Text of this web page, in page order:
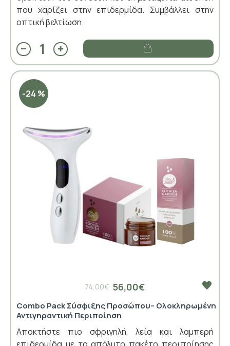
που χαρίζει στην επιδερμίδα. Συμβάλλει στην
οπτική βελτίωση..
-24 %
56,00€
74,00€
Combo Pack Σύσφιξης Προσώπου– Ολοκληρωμένη
Αντιγηραντική Περιποίηση
Αποκτήστε πιο σφριγηλή, λεία και λαμπερή